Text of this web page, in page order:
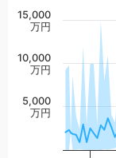
5,000
万円
10,000
万円
15,000
万円